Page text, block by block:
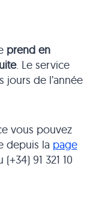
prend en
. Le service
de l’année
vous pouvez
depuis la page
91 321 10